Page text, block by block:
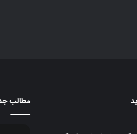
مطالب